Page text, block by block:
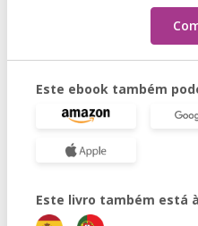
Este ebook também
Este livro também está